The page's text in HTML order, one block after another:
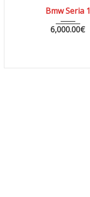
MANUA...
Bmw Seria 1
6,000.00€